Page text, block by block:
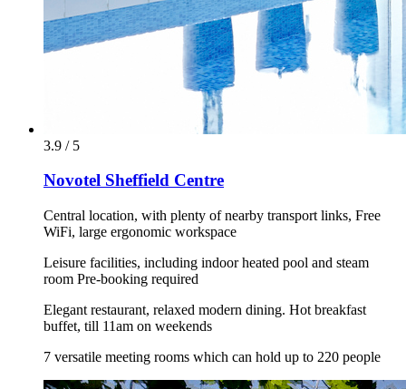
3.9 / 5
Novotel Sheffield Centre
Central location, with plenty of nearby transport links, Free
WiFi, large ergonomic workspace
Leisure facilities, including indoor heated pool and steam
room Pre-booking required
Elegant restaurant, relaxed modern dining. Hot breakfast
buffet, till 11am on weekends
7 versatile meeting rooms which can hold up to 220 people